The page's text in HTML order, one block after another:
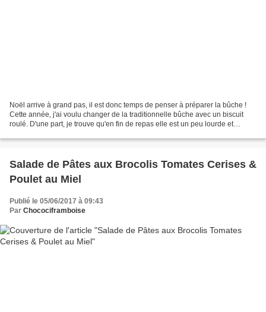
Noël arrive à grand pas, il est donc temps de penser à préparer la bûche !
Cette année, j'ai voulu changer de la traditionnelle bûche avec un biscuit
roulé. D'une part, je trouve qu'en fin de repas elle est un peu lourde et
Salade de Pâtes aux Brocolis Tomates Cerises &
Poulet au Miel
Publié le 05/06/2017 à 09:43
Par Chocociframboise